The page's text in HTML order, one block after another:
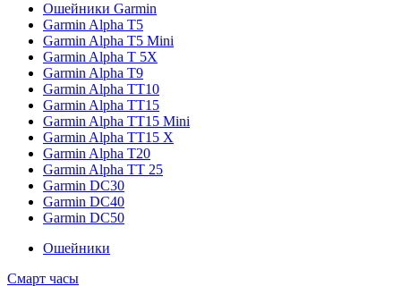
Ошейники Garmin
Garmin Alpha T5
Garmin Alpha T5 Mini
Garmin Alpha T 5X
Garmin Alpha T9
Garmin Alpha TT10
Garmin Alpha TT15
Garmin Alpha TT15 Mini
Garmin Alpha TT15 X
Garmin Alpha T20
Garmin Alpha TT 25
Garmin DC30
Garmin DC40
Garmin DC50
Ошейники
Смарт часы